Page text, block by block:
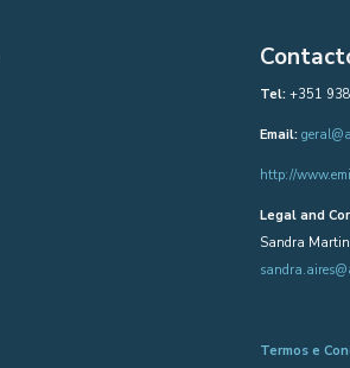
Tel: +351
Email:
http://
Legal and
Sandra
Termos e